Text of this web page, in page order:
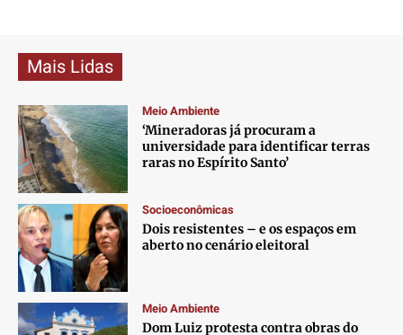
Mais Lidas
Meio Ambiente
‘Mineradoras já procuram a
universidade para identificar terras
raras no Espírito Santo’
Socioeconômicas
Dois resistentes – e os espaços em
aberto no cenário eleitoral
Meio Ambiente
Dom Luiz protesta contra obras do